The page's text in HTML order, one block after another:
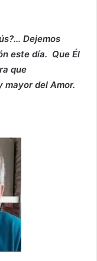
Dejemos
este día. Que Él
que
mayor del Amor.